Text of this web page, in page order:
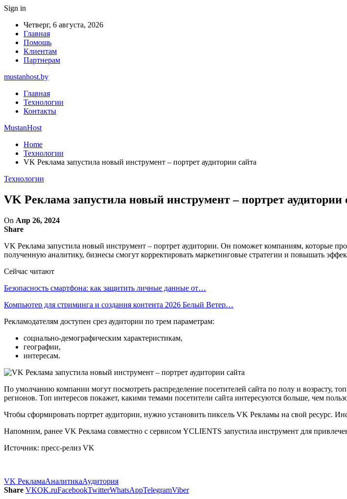
Sign in
Четверг, 6 августа, 2026
Главная
Помощь
Клиентам
Партнерам
mustanhost.by
Главная
Технологии
Контакты
MustanHost
Home
Технологии
VK Реклама запустила новый инструмент – портрет аудитории сайта
Технологии
VK Реклама запустила новый инструмент – портрет аудитории
On Апр 26, 2024
Share
VK Реклама запустила новый инструмент – портрет аудитории. Он поможет компаниям, которые
полученную аналитику, бизнесы смогут корректировать маркетинговые стратегии и повышать
Сейчас читают
Безопасность смартфона: как защитить личные данные от…
Компьютер для стриминга и создания контента 2026 Белый Ветер…
Рекламодателям доступен срез аудитории по трем параметрам:
социально-демографическим характеристикам,
географии,
интересам.
По умолчанию компании могут посмотреть распределение посетителей сайта по полу и возрасту,
регионов. Топ интересов покажет, какими темами посетители сайта интересуются больше, чем
Чтобы сформировать портрет аудитории, нужно установить пиксель VK Рекламы на свой ресурс.
Напомним, ранее VK Реклама совместно с сервисом YCLIENTS запустила инструмент для
Источник: пресс-релиз VK
VK РекламаАналитикаАудитория
Share VKOK.ruFacebookTwitterWhatsAppTelegramViber